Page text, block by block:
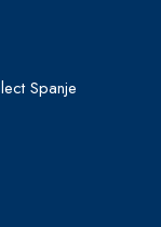
Spanje